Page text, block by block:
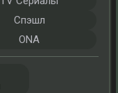
Спэшл
ONA